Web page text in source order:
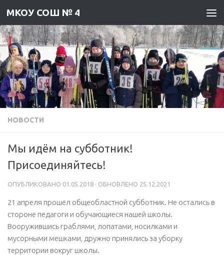
Skip to content
МКОУ СОШ № 4
НОВОСТИ
Мы идём на субботник!
Присоединяйтесь!
ОПУБЛИКОВАНО 01.05.2018 · ОБНОВЛЕНО 25.12.2021
21 апреля прошёл общеобластной субботник. Не остались в
стороне педагоги и обучающиеся нашей школы.
Вооружившись граблями, лопатами, носилками и
мусорными мешками, дружно принялись за уборку
территории вокруг школы.